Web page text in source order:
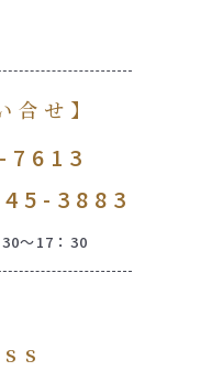
合せ】
3883
～17：30